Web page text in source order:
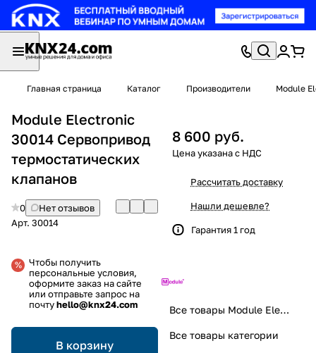
Главная страница Каталог Производители Module
Module Electronic
30014 Сервопривод
термостатических
клапанов
0
Нет отзывов
Арт. 30014
Чтобы получить
персональные условия,
оформите заказ на сайте
или отправьте запрос на
почтуhello@knx24.com
В корзину
8 600 руб.
Рассчитать доставку
Нашли дешевле?
Гарантия 1 год
Все товары Module Electronic
Все товары категории